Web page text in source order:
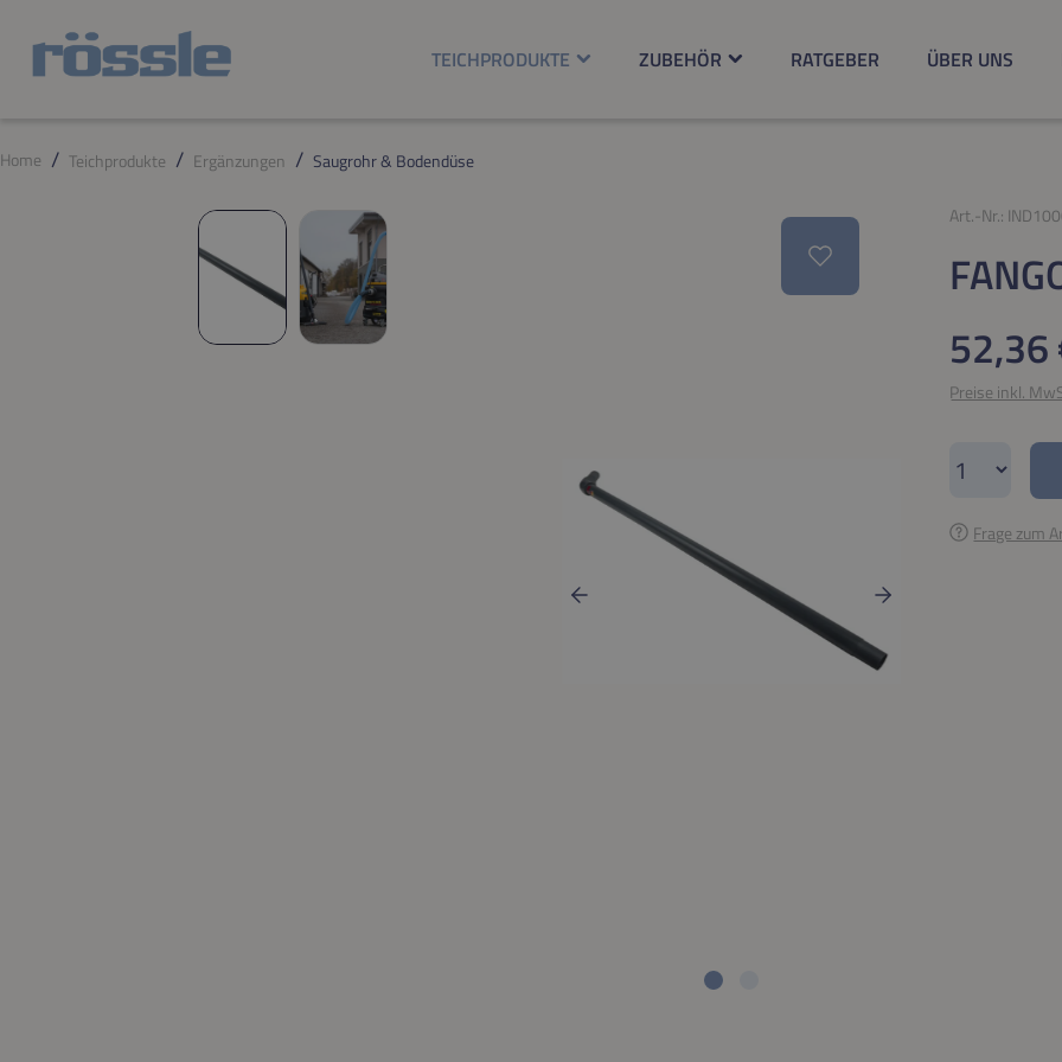
Hauptinhalt springen
Zur Suche springen
Zur Hauptnavigation springen
TEICHPRODUKTE ZUBEHÖR RATGEBER ÜBER UNS
Home Teichprodukte Ergänzungen Saugrohr & Bodendüse
Bildergalerie überspringen Art.-Nr.:
Regulärer
52,36
Preise inkl.
Produkt
Frage zum